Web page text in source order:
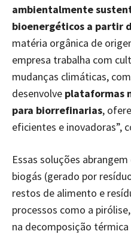
ambientalmente
bioenergéticos a partir
matéria orgânica de
empresa trabalha com
mudanças climáticas,
desenvolve plataformas
para biorrefinarias,
eficientes e inovadoras”,
Essas soluções
biogás (gerado por
restos de alimento e
processos como a
na decomposição